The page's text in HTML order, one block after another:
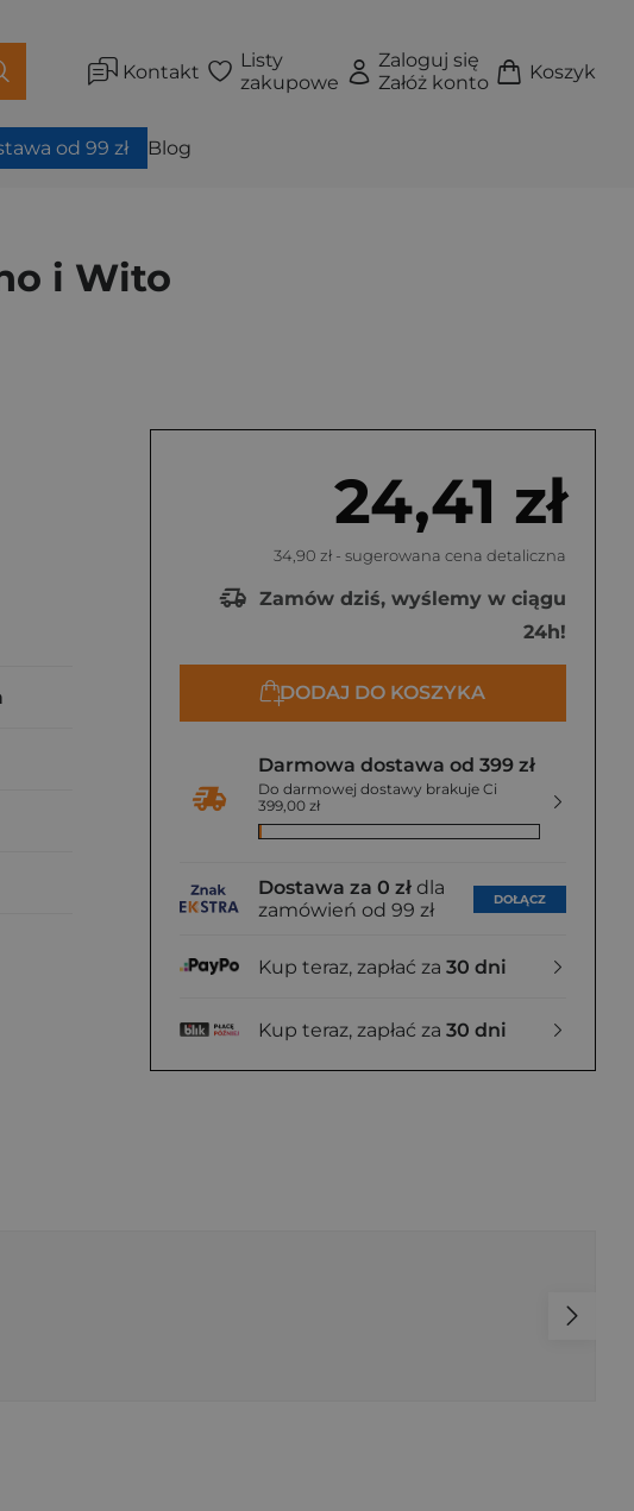
Kontakt
Listy
zakupowe
Zaloguj się
Załóż konto
Koszyk
od 99 zł Blog
i Wito
24,41 zł
34,90 zł - sugerowana cena detaliczna
Zamów dziś, wyślemy w ciągu
24h!
DODAJ DO KOSZYKA
Darmowa dostawa od 399 zł
Do darmowej dostawy brakuje Ci
399,00 zł
Dostawa za 0 zł dla
zamówień od 99 zł
DOŁĄCZ
Kup teraz, zapłać za 30 dni
Kup teraz, zapłać za 30 dni